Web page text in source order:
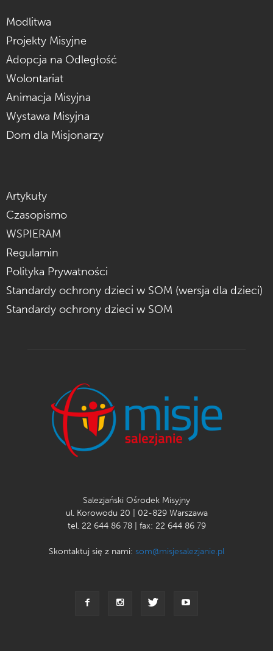
Modlitwa
Projekty Misyjne
Adopcja na Odległość
Wolontariat
Animacja Misyjna
Wystawa Misyjna
Dom dla Misjonarzy
Artykuły
Czasopismo
WSPIERAM
Regulamin
Polityka Prywatności
Standardy ochrony dzieci w SOM (wersja dla dzieci)
Standardy ochrony dzieci w SOM
Salezjański Ośrodek Misyjny
ul. Korowodu 20 | 02-829 Warszawa
tel. 22 644 86 78 | fax: 22 644 86 79
Skontaktuj się z nami: som@misjesalezjanie.pl